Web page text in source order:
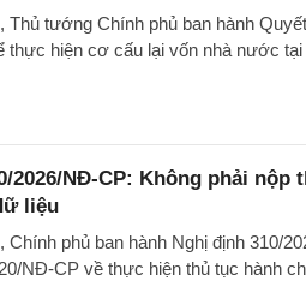
Thủ tướng Chính phủ ban hành
thực hiện cơ cấu lại vốn nhà nước
2026/NĐ-CP: Không phải nộp
liệu
Chính phủ ban hành Nghị định 310/
NĐ-CP về thực hiện thủ tục hành